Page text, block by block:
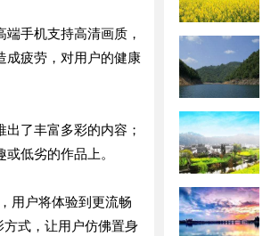
手机支持高清画质，
成疲劳，对用户的健康
了丰富多彩的内容；
低劣的作品上。
用户将体验到更流畅
式，让用户仿佛置身